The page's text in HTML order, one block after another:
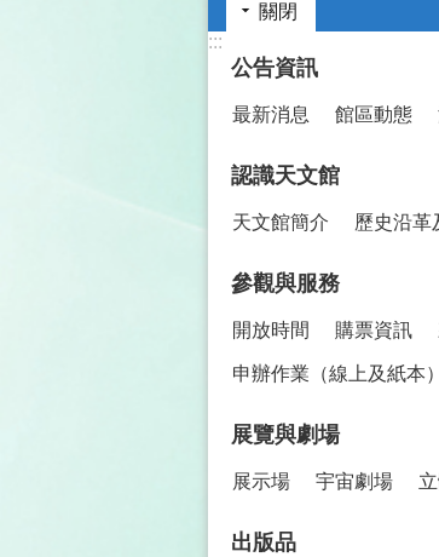
關閉
:::
公告資訊
最新消息 館區動態
認識天文館
天文館簡介 歷史沿革
參觀與服務
開放時間 購票資訊
申辦作業（線上及紙本）
展覽與劇場
展示場 宇宙劇場
出版品